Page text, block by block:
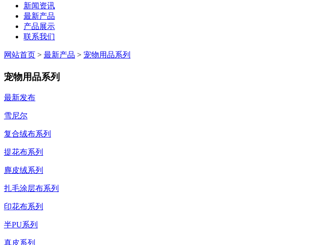
新闻资讯
最新产品
产品展示
联系我们
网站首页 > 最新产品 > 宠物用品系列
宠物用品系列
最新发布
雪尼尔
复合绒布系列
提花布系列
麂皮绒系列
扎毛涂层布系列
印花布系列
半PU系列
真皮系列